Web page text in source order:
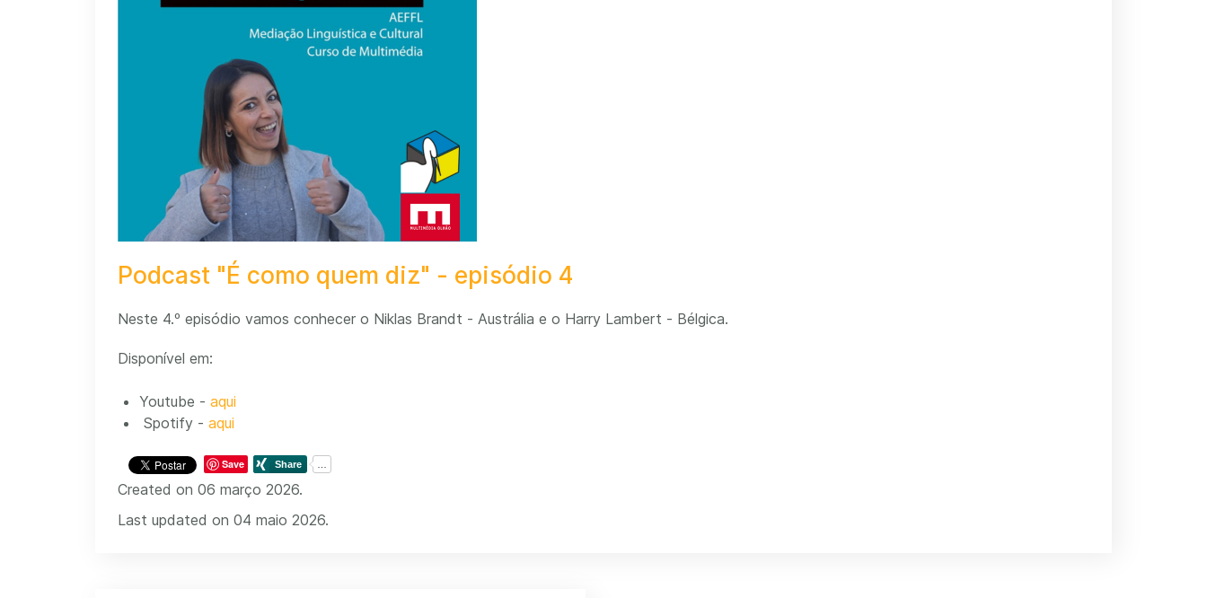
Podcast "É como quem diz" - episódio 4
Neste 4.º episódio vamos conhecer o Niklas Brandt - Austrália e o Harry Lambert - Bélgica.
Disponível em:
Youtube - aqui
Spotify - aqui
Save
Created on 06 março 2026.
Last updated on 04 maio 2026.